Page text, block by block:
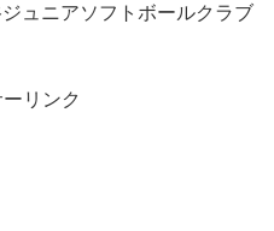
ュニアソフトボールクラブ
リンク